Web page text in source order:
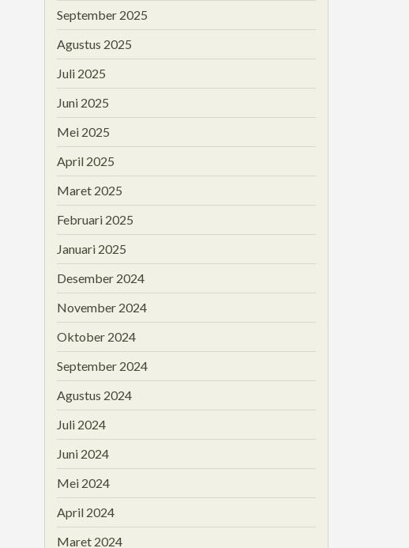
September 2025
Agustus 2025
Juli 2025
Juni 2025
Mei 2025
April 2025
Maret 2025
Februari 2025
Januari 2025
Desember 2024
November 2024
Oktober 2024
September 2024
Agustus 2024
Juli 2024
Juni 2024
Mei 2024
April 2024
Maret 2024